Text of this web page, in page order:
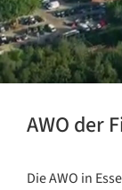
AWO der
Die AWO in